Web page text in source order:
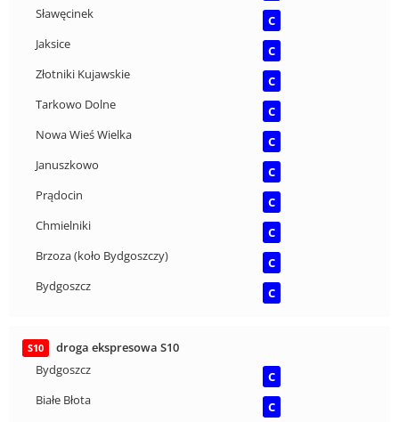
Sławęcinek
C
Jaksice
C
Złotniki Kujawskie
C
Tarkowo Dolne
C
Nowa Wieś Wielka
C
Januszkowo
C
Prądocin
C
Chmielniki
C
Brzoza (koło Bydgoszczy)
C
Bydgoszcz
C
S10
droga ekspresowa S10
Bydgoszcz
C
Białe Błota
C